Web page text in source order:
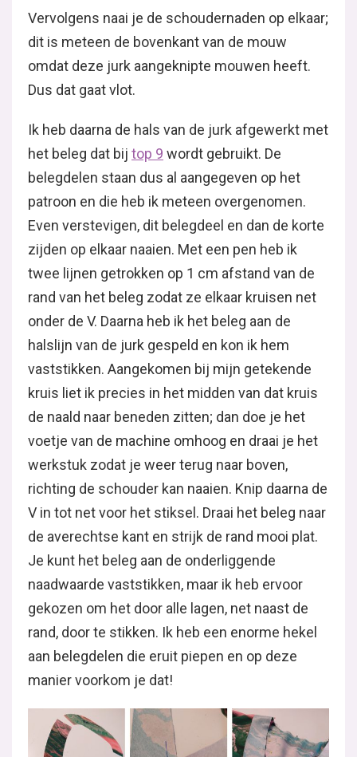
Vervolgens naai je de schoudernaden op elkaar;
dit is meteen de bovenkant van de mouw
omdat deze jurk aangeknipte mouwen heeft.
Dus dat gaat vlot.
Ik heb daarna de hals van de jurk afgewerkt met
het beleg dat bij top 9 wordt gebruikt. De
belegdelen staan dus al aangegeven op het
patroon en die heb ik meteen overgenomen.
Even verstevigen, dit belegdeel en dan de korte
zijden op elkaar naaien. Met een pen heb ik
twee lijnen getrokken op 1 cm afstand van de
rand van het beleg zodat ze elkaar kruisen net
onder de V. Daarna heb ik het beleg aan de
halslijn van de jurk gespeld en kon ik hem
vaststikken. Aangekomen bij mijn getekende
kruis liet ik precies in het midden van dat kruis
de naald naar beneden zitten; dan doe je het
voetje van de machine omhoog en draai je het
werkstuk zodat je weer terug naar boven,
richting de schouder kan naaien. Knip daarna de
V in tot net voor het stiksel. Draai het beleg naar
de averechtse kant en strijk de rand mooi plat.
Je kunt het beleg aan de onderliggende
naadwaarde vaststikken, maar ik heb ervoor
gekozen om het door alle lagen, net naast de
rand, door te stikken. Ik heb een enorme hekel
aan belegdelen die eruit piepen en op deze
manier voorkom je dat!